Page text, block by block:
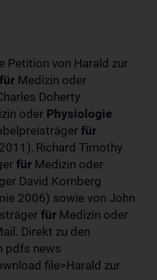
Petition von Harald zur
für Medizin oder
Doherty
oder Physiologie
für
2011), Richard Timothy
für Medizin oder
David Kornberg
2006) sowie von John
für Medizin oder
Direkt zu den
pdfs news
file>Harald zur